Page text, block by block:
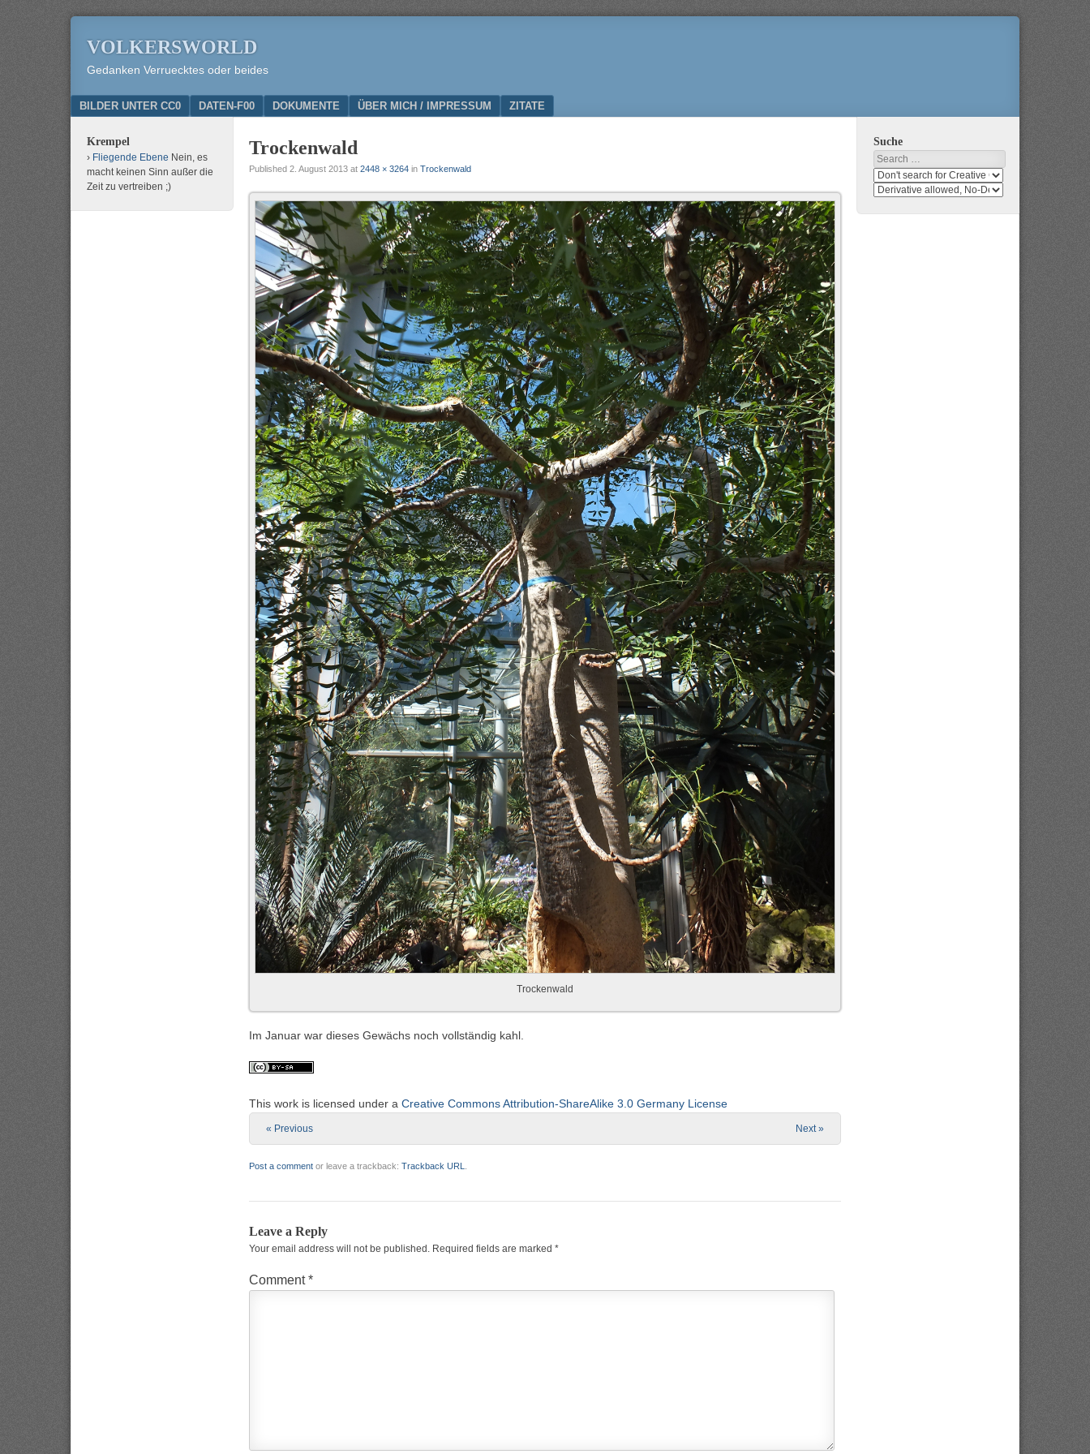
VOLKERSWORLD
Gedanken Verruecktes oder beides
Menu
SKIP TO CONTENT
BILDER UNTER CC0 DATEN-F00 DOKUMENTE ÜBER MICH / IMPRESSUM ZITATE
Trockenwald
Published 2. August 2013 at 2448 × 3264 in Trockenwald
Trockenwald
Im Januar war dieses Gewächs noch vollständig kahl.
This work is licensed under a Creative Commons Attribution-ShareAlike 3.0 Germany License
« Previous Next »
Post a comment or leave a trackback: Trackback URL
Leave a Reply
Your email address will not be published. Required fields are marked *
Comment*
Krempel
Fliegende Ebene Nein, es
macht keinen Sinn außer die
Zeit zu vertreiben ;)
Suche
Search
Search
media
search